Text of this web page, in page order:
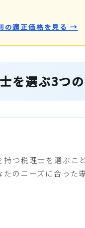
の適正価格を見る →
を選ぶ3つ
つ税理士を選ぶこ
のニーズに合った